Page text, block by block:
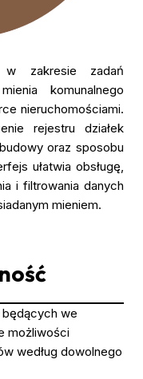
w zakresie zadań
komunalnego
nieruchomościami.
rejestru działek
oraz sposobu
ułatwia obsługę,
i filtrowania danych
mieniem.
będących we
możliwości
według dowolnego